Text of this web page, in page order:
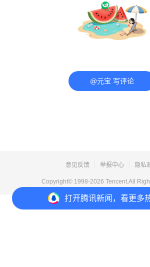
打开腾讯新闻，看更多
@元宝 写评论
意见反馈 举报中心 隐私
Copyright© 1998-2026 Tencent.All